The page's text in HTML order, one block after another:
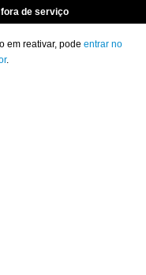
de serviço
em reativar, pode entrar no
.